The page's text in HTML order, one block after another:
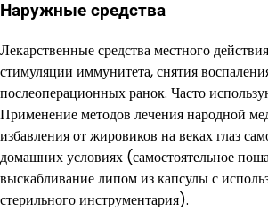
Наружные средства
Лекарственные средства местного
стимуляции иммунитета, снятия
послеоперационных ранок. Часто
Применение методов лечения народной
избавления от жировиков на веках глаз
домашних условиях (самостоятельное
выскабливание липом из капсулы с
стерильного инструментария).